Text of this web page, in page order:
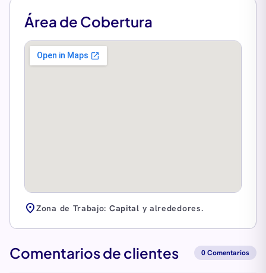
Área de Cobertura
location_onZona de Trabajo: Capital y alrededores.
Comentarios de clientes 0 Comentarios